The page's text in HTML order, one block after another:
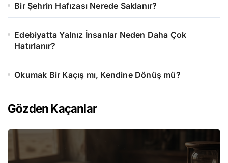
Bir Şehrin Hafızası Nerede Saklanır?
Edebiyatta Yalnız İnsanlar Neden Daha Çok
Hatırlanır?
Okumak Bir Kaçış mı, Kendine Dönüş mü?
Gözden Kaçanlar